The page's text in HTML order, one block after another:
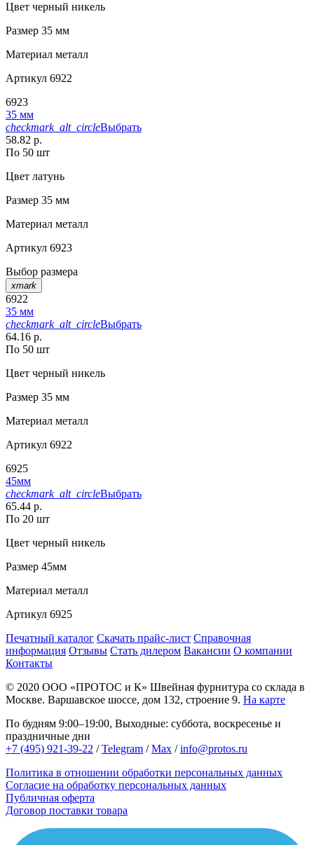
Цвет черный никель
Размер 35 мм
Материал металл
Артикул 6922
6923
35 мм
checkmark_alt_circleВыбрать
58.82 р.
По 50 шт
Цвет латунь
Размер 35 мм
Материал металл
Артикул 6923
Выбор размера
xmark
6922
35 мм
checkmark_alt_circleВыбрать
64.16 р.
По 50 шт
Цвет черный никель
Размер 35 мм
Материал металл
Артикул 6922
6925
45мм
checkmark_alt_circleВыбрать
65.44 р.
По 20 шт
Цвет черный никель
Размер 45мм
Материал металл
Артикул 6925
Печатный каталог Скачать прайс-лист Справочная
информация Отзывы Стать дилером Вакансии О компании
Контакты
© 2020 ООО «ПРОТОС и К» Швейная фурнитура со склада в
Москве. Варшавское шоссе, дом 132, строение 9. На карте
По будням 9:00–19:00, Выходные: суббота, воскресенье и
праздничные дни
+7 (495) 921-39-22 /Telegram /Max /info@protos.ru
Политика в отношении обработки персональных данных
Согласие на обработку персональных данных
Публичная оферта
Договор поставки товара